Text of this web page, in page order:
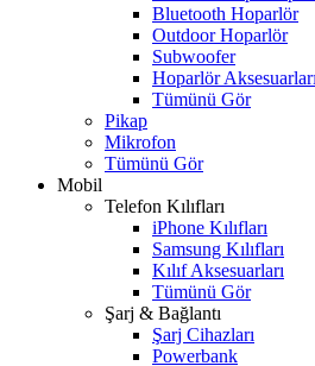
Bluetooth Hoparlör
Outdoor Hoparlör
Subwoofer
Hoparlör Aksesuarları
Tümünü Gör
Pikap
Mikrofon
Tümünü Gör
Mobil
Telefon Kılıfları
iPhone Kılıfları
Samsung Kılıfları
Kılıf Aksesuarları
Tümünü Gör
Şarj & Bağlantı
Şarj Cihazları
Powerbank